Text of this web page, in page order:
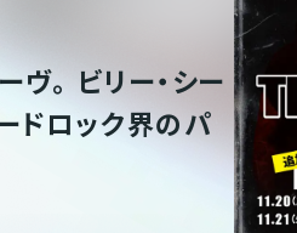
。 ビリー・シー
ードロック界のパ